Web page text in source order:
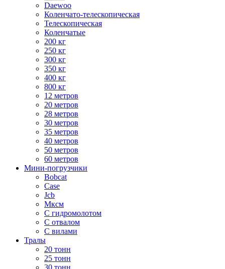
Daewoo
Коленчато-телескопическая
Телескопическая
Коленчатые
200 кг
250 кг
300 кг
350 кг
400 кг
800 кг
12 метров
20 метров
28 метров
30 метров
35 метров
40 метров
50 метров
60 метров
Мини-погрузчики
Bobcat
Case
Jcb
Мксм
С гидромолотом
С отвалом
С вилами
Тралы
20 тонн
25 тонн
30 тонн